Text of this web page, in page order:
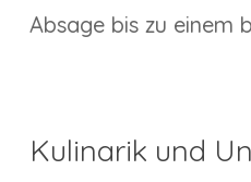
Absage bis zu einem
Kulinarik und